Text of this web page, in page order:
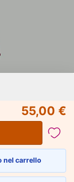
55,00 €
nel carrello